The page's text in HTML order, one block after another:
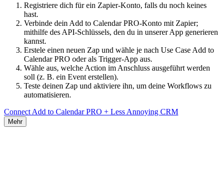
Registriere dich für ein Zapier-Konto, falls du noch keines
hast.
Verbinde dein Add to Calendar PRO-Konto mit Zapier;
mithilfe des API-Schlüssels, den du in unserer App generieren
kannst.
Erstele einen neuen Zap und wähle je nach Use Case Add to
Calendar PRO oder als Trigger-App aus.
Wähle aus, welche Action im Anschluss ausgeführt werden
soll (z. B. ein Event erstellen).
Teste deinen Zap und aktiviere ihn, um deine Workflows zu
automatisieren.
Connect Add to Calendar PRO + Less Annoying CRM
Mehr